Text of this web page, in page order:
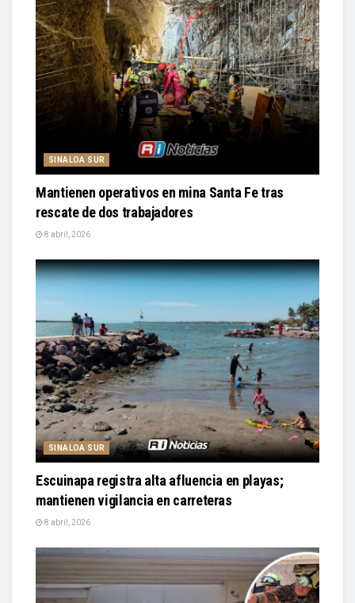
SINALOA SUR
Mantienen operativos en mina Santa Fe tras
rescate de dos trabajadores
8 abril, 2026
SINALOA SUR
Escuinapa registra alta afluencia en playas;
mantienen vigilancia en carreteras
8 abril, 2026